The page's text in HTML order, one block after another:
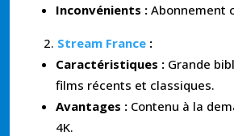
Inconvénients : Abonnement
Stream France :
Caractéristiques : Grande
films récents et classiques.
Avantages : Contenu à la
4K.